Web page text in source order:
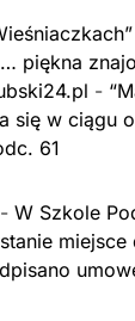
piękna
-
się w ciągu
61
- W Szkole
miejsce